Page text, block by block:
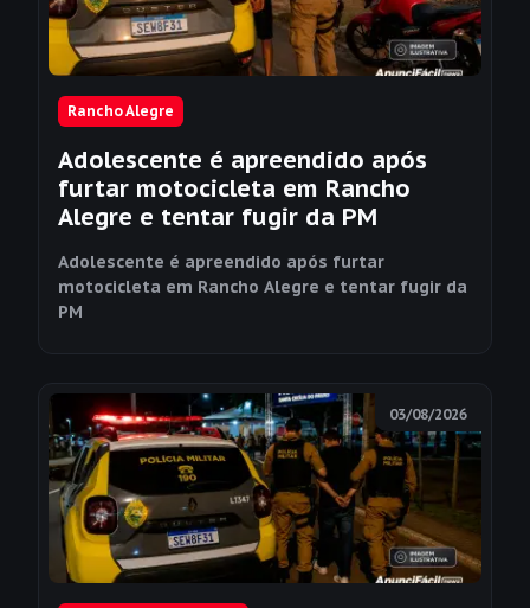
Rancho Alegre
Adolescente é apreendido após
furtar motocicleta em Rancho
Alegre e tentar fugir da PM
Adolescente é apreendido após furtar
motocicleta em Rancho Alegre e tentar fugir da
PM
03/08/2026